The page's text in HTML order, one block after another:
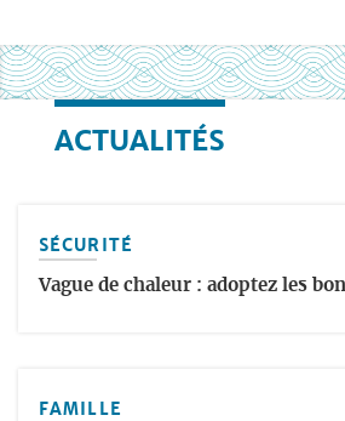
ACTUALITÉS
SÉCURITÉ
Vague de chaleur : adoptez les
FAMILLE